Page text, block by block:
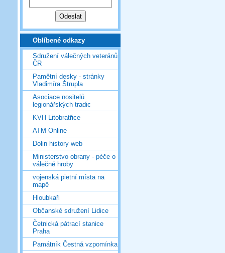
Oblíbené odkazy
Sdružení válečných veteránů
ČR
Pamětní desky - stránky
Vladimíra Štrupla
Asociace nositelů
legionářských tradic
KVH Litobratřice
ATM Online
Dolin history web
Ministerstvo obrany - péče o
válečné hroby
vojenská pietní místa na
mapě
Hloubkaři
Občanské sdružení Lidice
Četnická pátrací stanice
Praha
Památník Čestná vzpomínka